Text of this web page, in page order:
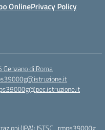
OnlinePrivacy Policy
di Roma
(IPA): ISTSC_rmps39000g